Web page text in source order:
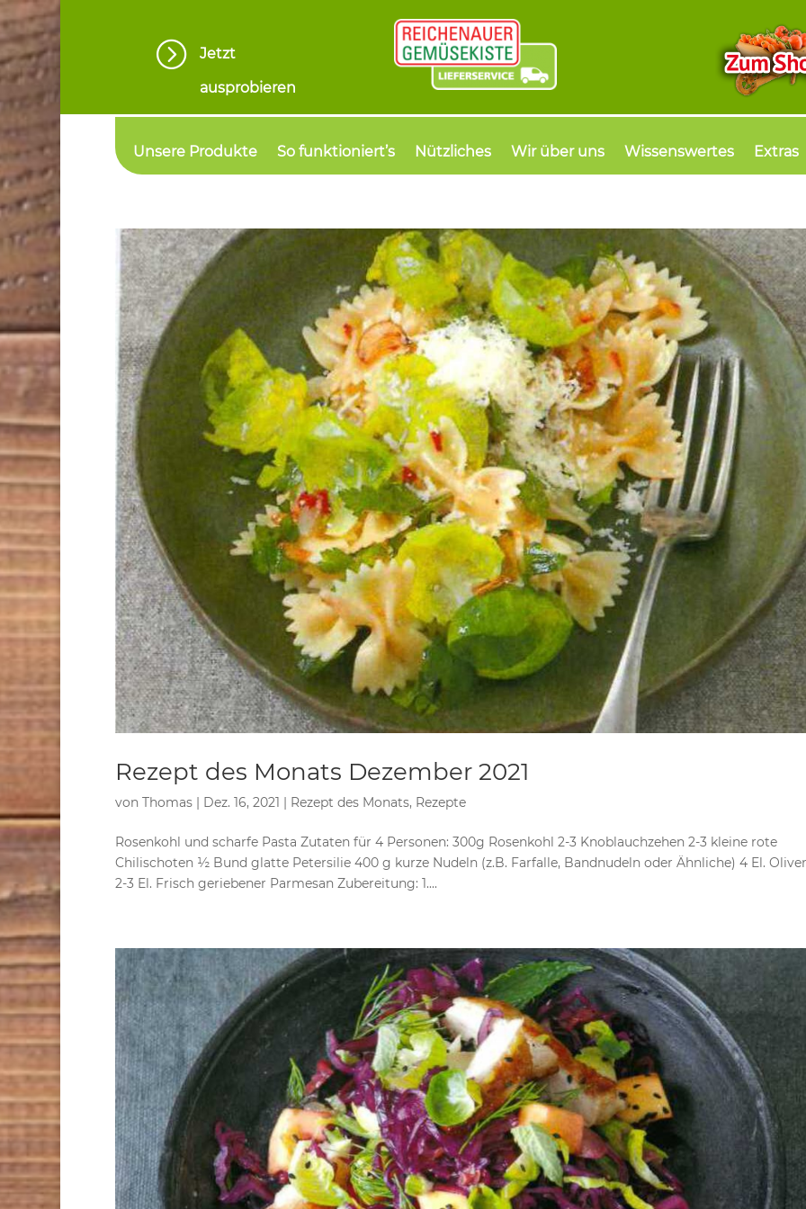
=
Jetzt
ausprobieren
Unsere Produkte So funktioniert’s Nützliches Wir über uns Wissenswertes Extras
Rezept des Monats Dezember 2021
von Thomas| Dez. 16, 2021 | Rezept des Monats, Rezepte
Rosenkohl und scharfe Pasta Zutaten für 4 Personen: 300g Rosenkohl 2-3 Knoblauchzehen 2-3 kleine rote
Chilischoten ½ Bund glatte Petersilie 400 g kurze Nudeln (z.B. Farfalle, Bandnudeln oder Ähnliche) 4 El.
2-3 El. Frisch geriebener Parmesan Zubereitung: 1....